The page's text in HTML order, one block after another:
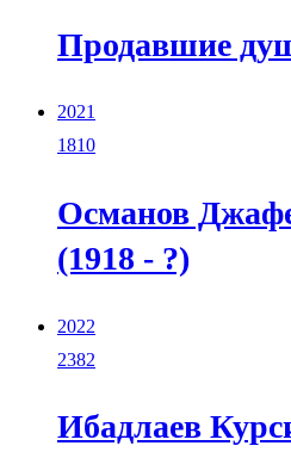
Продавшие
2021
1810
Османов
(1918 - ?)
2022
2382
Ибадлаев